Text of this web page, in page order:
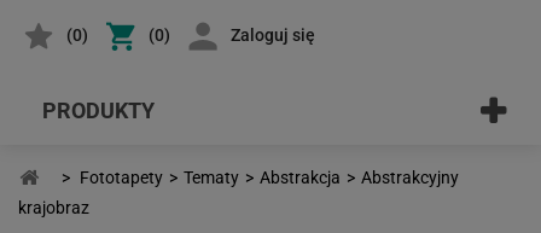
(0) (0) Zaloguj się
PRODUKTY
> Fototapety > Tematy > Abstrakcja > Abstrakcyjny
krajobraz